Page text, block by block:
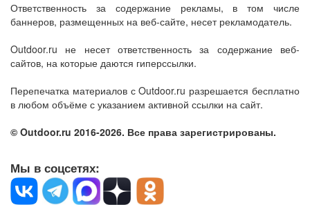
Ответственность за содержание рекламы, в том числе
баннеров, размещенных на веб-сайте, несет рекламодатель.
Outdoor.ru не несет ответственность за содержание веб-
сайтов, на которые даются гиперссылки.
Перепечатка материалов с Outdoor.ru разрешается бесплатно
в любом объёме с указанием активной ссылки на сайт.
© Outdoor.ru 2016-2026. Все права зарегистрированы.
Мы в соцсетях: